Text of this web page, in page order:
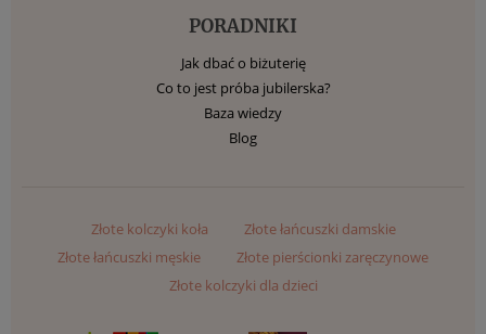
PORADNIKI
Jak dbać o biżuterię
Co to jest próba jubilerska?
Baza wiedzy
Blog
Złote kolczyki koła
Złote łańcuszki damskie
Złote łańcuszki męskie
Złote pierścionki zaręczynowe
Złote kolczyki dla dzieci